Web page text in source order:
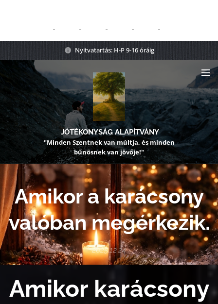
Nyitvatartás: H-P 9-16 óráig
JÓTÉKONYSÁG ALAPÍTVÁNY
"Minden Szentnek van múltja, és minden
bűnösnek van jövője!"
Amikor a karácsony
valóban megérkezik.
2025.12.24
Amikor karácsony